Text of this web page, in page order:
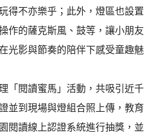
得不亦樂乎；此外，燈區也設置
作的薩克斯風、鼓等，讓小朋友
光影與節奏的陪伴下感受童趣魅
「閱讀蜜馬」活動，共吸引近千
並到現場與燈組合照上傳，教育
閱讀線上認證系統進行抽獎，並